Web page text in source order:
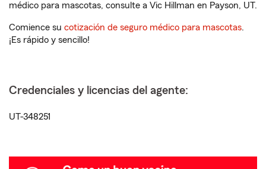
médico para mascotas, consulte a Vic Hillman en Payson, UT.
Comience su cotización de seguro médico para mascotas.
¡Es rápido y sencillo!
Credenciales y licencias del agente:
UT-348251